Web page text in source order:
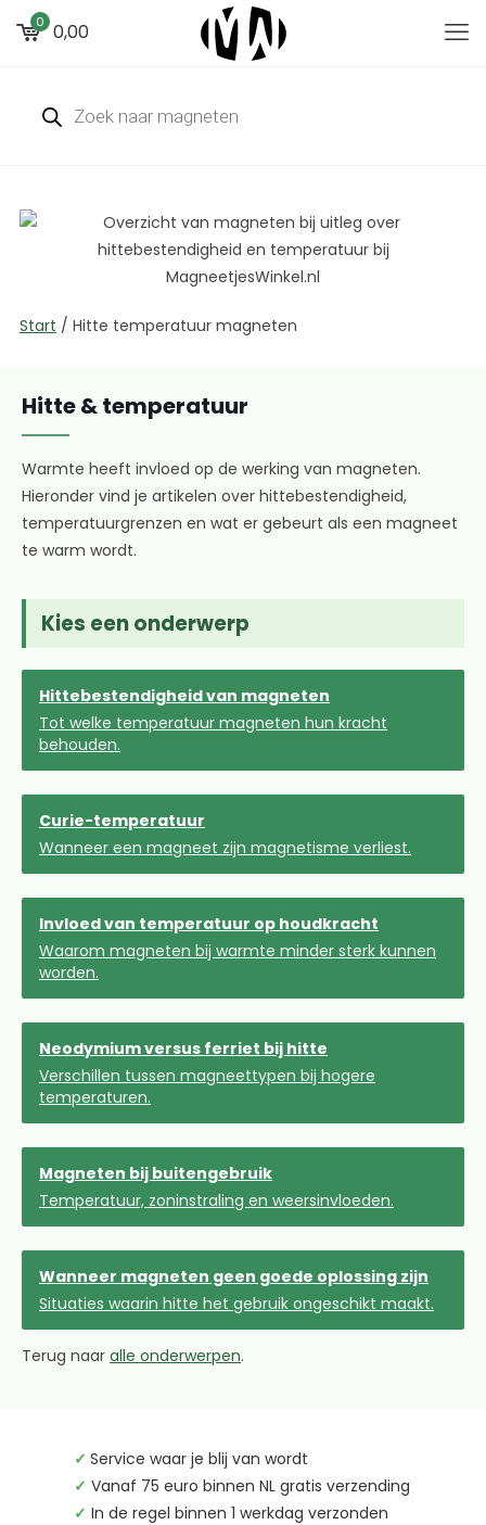
0 0,00
Start / Hitte temperatuur magneten
Hitte & temperatuur
Warmte heeft invloed op de werking van magneten.
Hieronder vind je artikelen over hittebestendigheid,
temperatuurgrenzen en wat er gebeurt als een magneet
te warm wordt.
Kies een onderwerp
Hittebestendigheid van magneten
Tot welke temperatuur magneten hun kracht
behouden.
Curie-temperatuur
Wanneer een magneet zijn magnetisme verliest.
Invloed van temperatuur op houdkracht
Waarom magneten bij warmte minder sterk kunnen
worden.
Neodymium versus ferriet bij hitte
Verschillen tussen magneettypen bij hogere
temperaturen.
Magneten bij buitengebruik
Temperatuur, zoninstraling en weersinvloeden.
Wanneer magneten geen goede oplossing zijn
Situaties waarin hitte het gebruik ongeschikt maakt.
Terug naar alle onderwerpen.
✓ Service waar je blij van wordt
✓ Vanaf 75 euro binnen NL gratis verzending
✓ In de regel binnen 1 werkdag verzonden